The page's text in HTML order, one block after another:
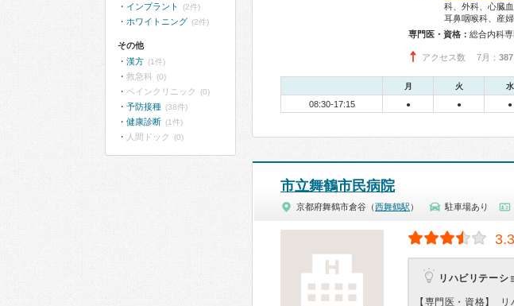
科、外科、心臓
耳鼻咽喉科、産
専門医・資格：
アクセス数 7月： 387
月 火 水
08:30-17:15 ● ● ●
市立舞鶴市民病院
京都府舞鶴市倉谷（西舞鶴駅 ） 駐車場あり
リハビリテーシ
【専門医・資格】 リ
インプラント (2件)
ホワイトニング (2件)
その他
漢方 (1件)
救急科 (0)
ペインクリニック (0)
予防接種 (38件)
健康診断 (1件)
人間ドック (0)